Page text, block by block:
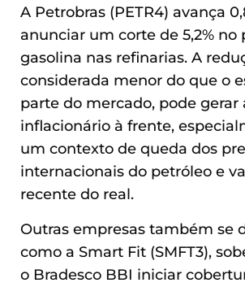
A Petrobras (PETR4) avança
anunciar um corte de 5,2% no
gasolina nas refinarias. A
considerada menor do que o
parte do mercado, pode
inflacionário à frente,
um contexto de queda dos
internacionais do petróleo e
recente do real.
Outras empresas também se
como a Smart Fit (SMFT3),
o Bradesco BBI iniciar